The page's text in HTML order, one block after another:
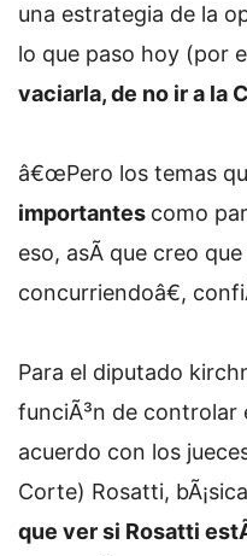
una estrategia de la
lo que paso hoy (por
vaciarla, de no ir a la
â€œPero los temas
importantes como
eso, asÃ­ que creo
concurriendoâ€,
Para el diputado
funciÃ³n de controlar
acuerdo con los
Corte) Rosatti,
que ver si Rosatti